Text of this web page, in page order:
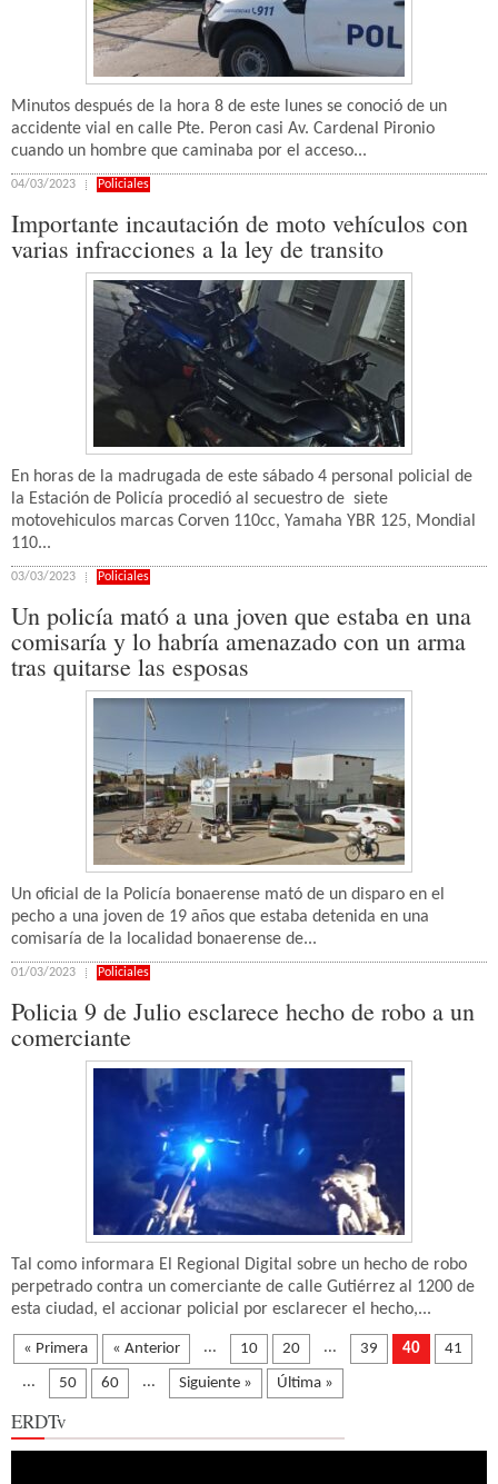
Minutos después de la hora 8 de este lunes se conoció de un
accidente vial en calle Pte. Peron casi Av. Cardenal Pironio
cuando un hombre que caminaba por el acceso...
04/03/2023 Policiales
Importante incautación de moto vehículos con
varias infracciones a la ley de transito
En horas de la madrugada de este sábado 4 personal policial de
la Estación de Policía procedió al secuestro de siete
motovehiculos marcas Corven 110cc, Yamaha YBR 125, Mondial
110...
03/03/2023 Policiales
Un policía mató a una joven que estaba en una
comisaría y lo habría amenazado con un arma
tras quitarse las esposas
Un oficial de la Policía bonaerense mató de un disparo en el
pecho a una joven de 19 años que estaba detenida en una
comisaría de la localidad bonaerense de...
01/03/2023 Policiales
Policia 9 de Julio esclarece hecho de robo a un
comerciante
Tal como informara El Regional Digital sobre un hecho de robo
perpetrado contra un comerciante de calle Gutiérrez al 1200 de
esta ciudad, el accionar policial por esclarecer el hecho,...
« Primera « Anterior ... 10 20 ... 39 40
41
...
50 60 ... Siguiente » Última »
ERDTv